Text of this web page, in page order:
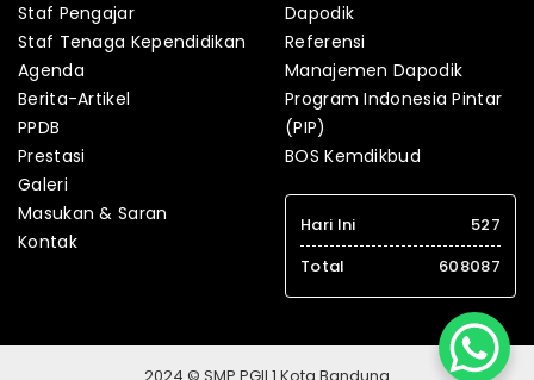
Staf Pengajar
Staf Tenaga Kependidikan
Agenda
Berita-Artikel
PPDB
Prestasi
Galeri
Masukan & Saran
Kontak
Dapodik
Referensi
Manajemen Dapodik
Program Indonesia Pintar
(PIP)
BOS Kemdikbud
Hari Ini
527
Total
608087